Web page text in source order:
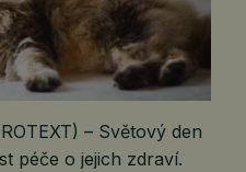
– Světový den
péče o jejich zdraví.